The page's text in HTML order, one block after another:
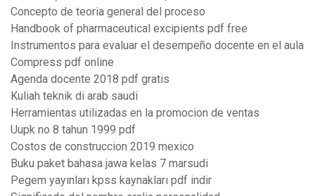
Concepto de teoria general del proceso
Handbook of pharmaceutical excipients pdf free
Instrumentos para evaluar el desempeño docente en el aula
Compress pdf online
Agenda docente 2018 pdf gratis
Kuliah teknik di arab saudi
Herramientas utilizadas en la promocion de ventas
Uupk no 8 tahun 1999 pdf
Costos de construccion 2019 mexico
Buku paket bahasa jawa kelas 7 marsudi
Pegem yayınları kpss kaynakları pdf indir